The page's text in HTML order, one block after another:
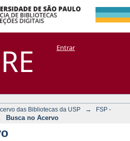
no Acervo
+ CoriscoEntrar
das Bibliotecas da USP →
FSP -
Busca no Acervo